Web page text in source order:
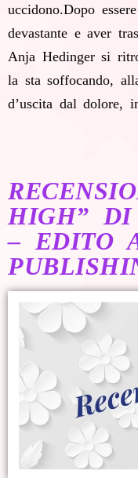
uccidono.Dopo
devastante e aver
Anja Hedinger si
la sta soffocando,
d’uscita dal dolore,
HIGH” DI
– EDITO